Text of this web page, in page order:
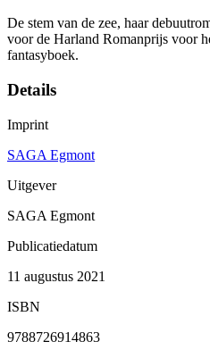
De stem van de zee, haar
voor de Harland Romanprijs voor
fantasyboek.
Details
Imprint
SAGA Egmont
Uitgever
SAGA Egmont
Publicatiedatum
11 augustus 2021
ISBN
9788726914863